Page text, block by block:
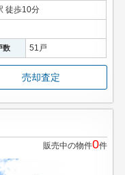
徒歩10分
数 51戸
売却査定
販売中の物件0件